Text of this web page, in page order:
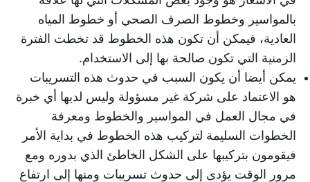
بالمواسير وخطوط الصرف الصحي أو خطوط المياه
العادية، فيمكن أن تكون هذه الخطوط قد تخطت الفترة
الزمنية التي تكون صالحة بها إلى الاستخدام.
يمكن أيضا أن يكون السبب في حدوث هذه التسريبات
هو الاعتماد على شركة غير مسؤولة وليس لديها أي خبرة
في مجال العمل في المواسير والخطوط ومعرفة
الخطوات السليمة لتركيب هذه الخطوط في بداية الأمر
فيقومون بتركيبها على الشكل الخاطئ الذي بدوره ومع
مرور الوقت يؤدى إلى حدوث تسريبات ومنها إلى ارتفاع